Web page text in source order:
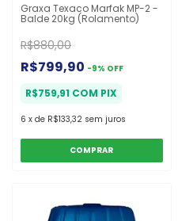
Graxa Texaco Marfak MP-2 -
Balde 20kg (Rolamento)
R$880,00
R$799,90 -9% OFF
R$759,91 COM PIX
6 x de R$133,32 sem juros